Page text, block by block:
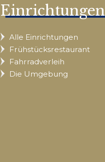
Einrichtungen
Alle Einrichtungen
Frühstücksrestaurant
Fahrradverleih
Die Umgebung